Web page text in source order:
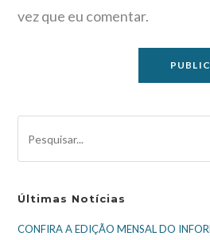
vez que eu comentar.
Últimas Notícias
CONFIRA A EDIÇÃO MENSAL DO